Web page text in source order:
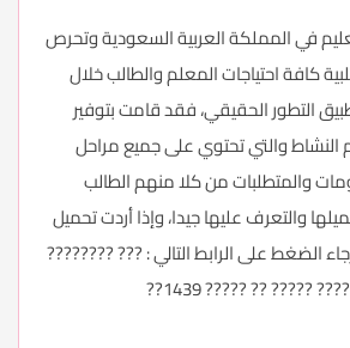
في المملكة العربية السعودية وتحرص
كافة احتياجات المعلم والطالب خلال
التطور الحقيقي، فقد قامت بتوفير
والتي تحتوي على جميع مراحل
والمتطلبات من كلا منهم الطالب
والتعرف عليها جيدا، وإذا أردت تحميل
الضغط على الرابط التالي :??? ????????
????????? : ?????